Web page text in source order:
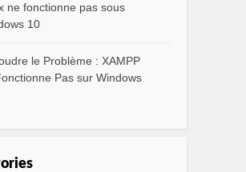
ne fonctionne pas sous
10
le Problème : XAMPP
Pas sur Windows